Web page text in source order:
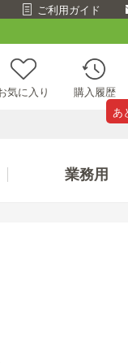
ご利用ガイド
気に入り 購入履歴
あ
業務用